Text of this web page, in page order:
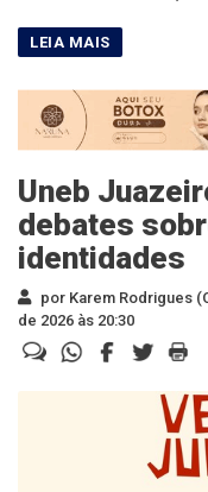
Uneb
debates
identidades
por Karem Rodrigues
de 2026 às 20:30